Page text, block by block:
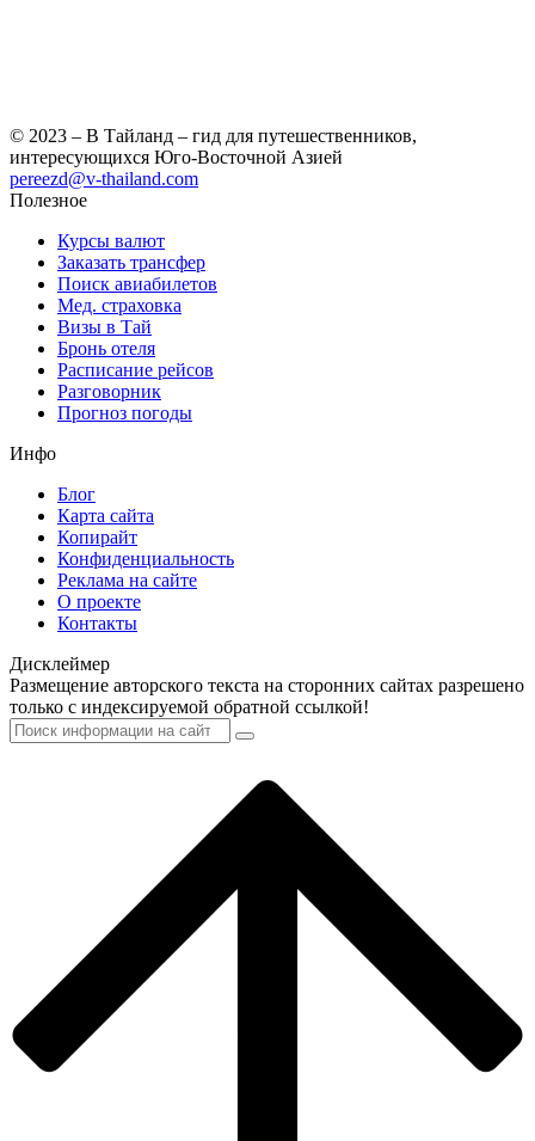
© 2023 – В Тайланд – гид для путешественников,
интересующихся Юго-Восточной Азией
pereezd@v-thailand.com
Полезное
Курсы валют
Заказать трансфер
Поиск авиабилетов
Мед. страховка
Визы в Тай
Бронь отеля
Расписание рейсов
Разговорник
Прогноз погоды
Инфо
Блог
Карта сайта
Копирайт
Конфиденциальность
Реклама на сайте
О проекте
Контакты
Дисклеймер
Размещение авторского текста на сторонних сайтах разрешено
только с индексируемой обратной ссылкой!